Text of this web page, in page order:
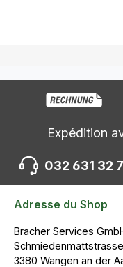
Expédition
032 631 32
Adresse du Shop
Bracher Services
3380 Wangen an der